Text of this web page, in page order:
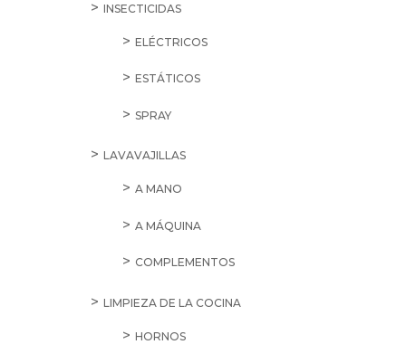
INSECTICIDAS
ELÉCTRICOS
ESTÁTICOS
SPRAY
LAVAVAJILLAS
A MANO
A MÁQUINA
COMPLEMENTOS
LIMPIEZA DE LA COCINA
HORNOS